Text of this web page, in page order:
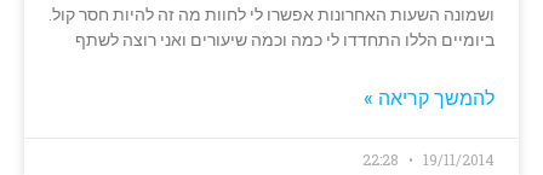
ושמונה השעות האחרונות אפשרו לי לחוות מה זה להיות חסר קול.
ביומיים הללו התחדדו לי כמה וכמה שיעורים ואני רוצה לשתף
להמשך קריאה »
19/11/2014